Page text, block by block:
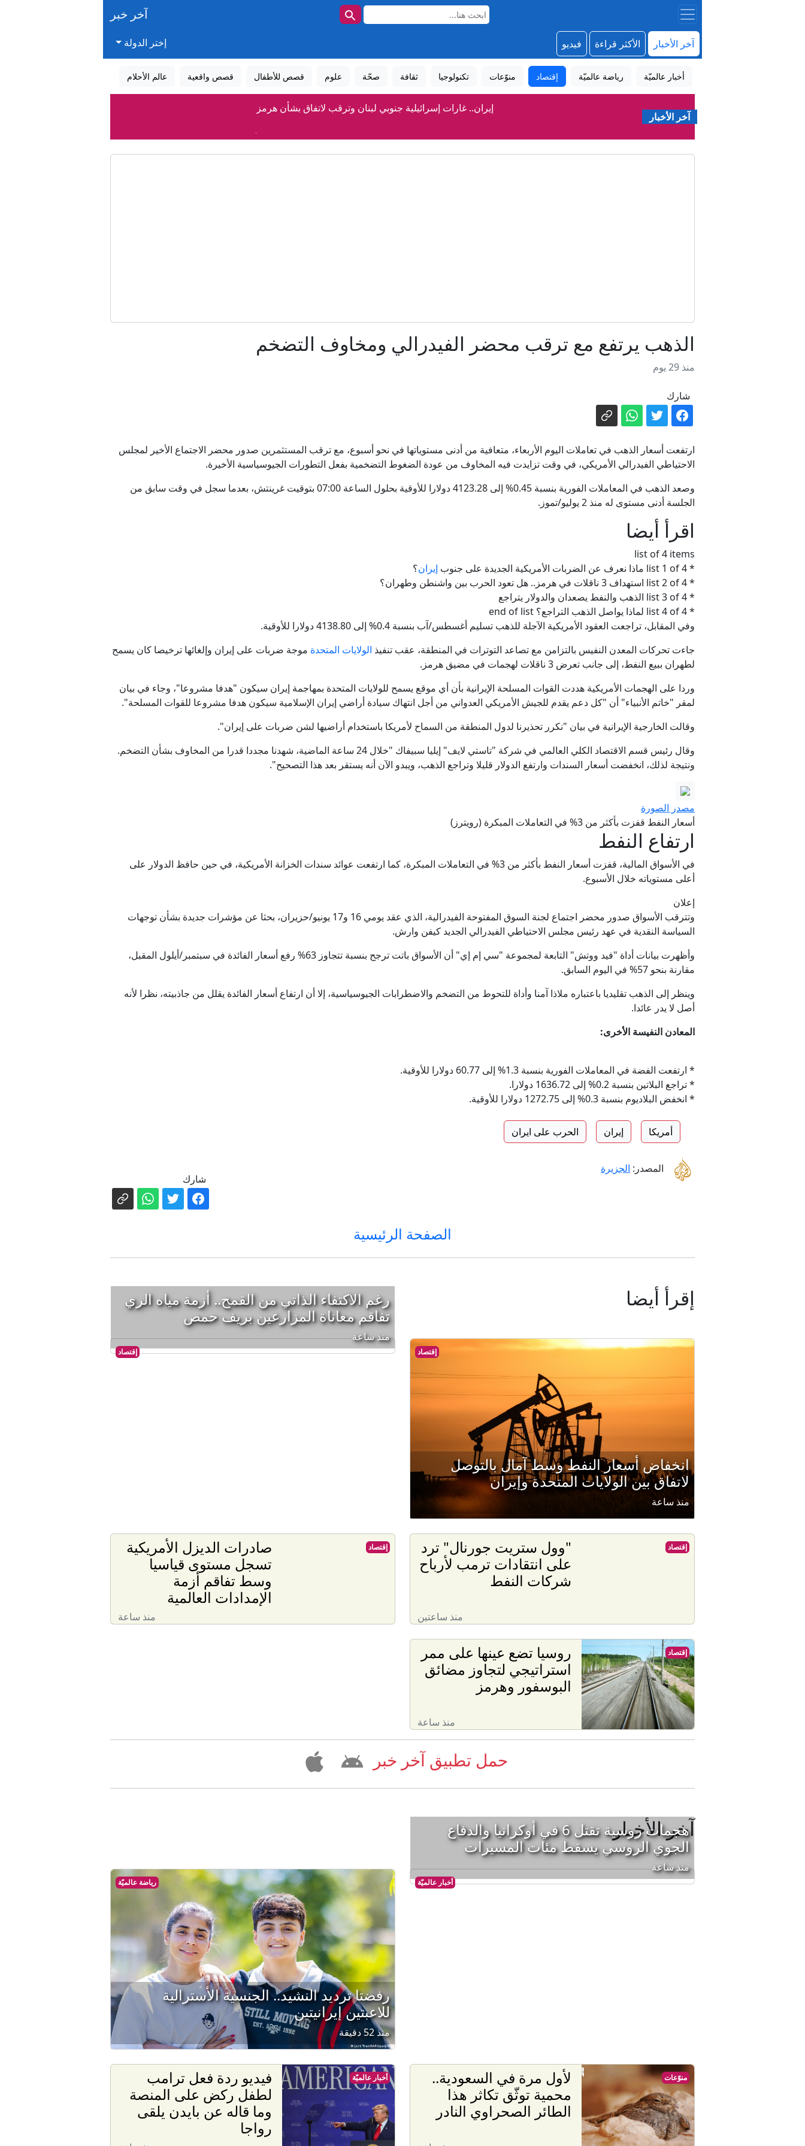
آخر خبر
آخر الأخبار الأكثر قراءة فيديو إختر الدولة
أخبار عالميّة رياضة عالميّة إقتصاد منوّعات تكنولوجيا ثقافة صحّة علوم قصص للأطفال قصص واقعية عالم الأحلام
آخر الأخبار
إيران.. غارات إسرائيلية جنوبي لبنان وترقب لاتفاق بشأن هرمز
انخفاض مخزون أنظمة الدفاع الأمريكية.. ما الذي يعنيه لدول الخليج؟
باكستان تأمل بعودة الحوار بين طهران وواشنطن، وتقرير يحذّر من تراجع مخزون صواريخ "أتاكمز" الأمريكية
شاهد.. اغتيال مؤثر مكسيكي برصاص مسلحين خلال بث مباشر
أرامكو تسجل أرباحاً قياسية: هل تستفيد السعودية من حرب إيران؟
فوضى باسم الأمن.. البصمة البيومترية تشل مطارات أوروبا
"نيويورك تايمز": الاستخبارات المركزية الأمريكية تنشئ فرقة سرية لـ"نخر" كوبا من الداخل
مقتل جنديين إسرائيليين وإصابة 4 في جنوب لبنان
البنك المركزي الأوكراني يكشف عن رقم تمويل خارجي ضخم تلقته كييف منذ 2022
فيديو ردة فعل ترامب لطفل ركض على المنصة وما قاله عن بايدن يلقى رواجا
الذهب يرتفع مع ترقب محضر الفيدرالي ومخاوف التضخم
منذ 29 يوم
شارك
ارتفعت أسعار الذهب في تعاملات اليوم الأربعاء، متعافية من أدنى مستوياتها في نحو أسبوع، مع ترقب المستثمرين صدور محضر الاجتماع الأخير لمجلس
الاحتياطي الفيدرالي الأمريكي، في وقت تزايدت فيه المخاوف من عودة الضغوط التضخمية بفعل التطورات الجيوسياسية الأخيرة.
وصعد الذهب في المعاملات الفورية بنسبة 0.45% إلى 4123.28 دولارا للأوقية بحلول الساعة 07:00 بتوقيت غرينتش، بعدما سجل في وقت سابق من
الجلسة أدنى مستوى له منذ 2 يوليو/تموز.
اقرأ أيضا
list of 4 items
* list 1 of 4 ماذا نعرف عن الضربات الأمريكية الجديدة على جنوب
إيران؟
* list 2 of 4 استهداف 3 ناقلات في هرمز.. هل تعود الحرب بين واشنطن وطهران؟
* list 3 of 4 الذهب والنفط يصعدان والدولار يتراجع
* list 4 of 4 لماذا يواصل الذهب التراجع؟ end of list
وفي المقابل، تراجعت العقود الأمريكية الآجلة للذهب تسليم أغسطس/آب بنسبة 0.4% إلى 4138.80 دولارا للأوقية.
جاءت تحركات المعدن النفيس بالتزامن مع تصاعد التوترات في المنطقة، عقب تنفيذ الولايات المتحدة موجة ضربات على إيران وإلغائها ترخيصا كان يسمح
لطهران ببيع النفط، إلى جانب تعرض 3 ناقلات لهجمات في مضيق هرمز.
وردا على الهجمات الأمريكية هددت القوات المسلحة الإيرانية بأن أي موقع يسمح للولايات المتحدة بمهاجمة إيران سيكون "هدفا مشروعا"، وجاء في بيان
لمقر "خاتم الأنبياء" أن "كل دعم يقدم للجيش الأمريكي العدواني من أجل انتهاك سيادة أراضي إيران الإسلامية سيكون هدفا مشروعا للقوات المسلحة".
وقالت الخارجية الإيرانية في بيان "نكرر تحذيرنا لدول المنطقة من السماح لأمريكا باستخدام أراضيها لشن ضربات على إيران".
وقال رئيس قسم الاقتصاد الكلي العالمي في شركة "تاستي لايف" إيليا سبيفاك "خلال 24 ساعة الماضية، شهدنا مجددا قدرا من المخاوف بشأن التضخم.
ونتيجة لذلك، انخفضت أسعار السندات وارتفع الدولار قليلا وتراجع الذهب، ويبدو الآن أنه يستقر بعد هذا التصحيح".
مصدر الصورة
أسعار النفط قفزت بأكثر من 3% في التعاملات المبكرة (رويترز)
ارتفاع النفط
في الأسواق المالية، قفزت أسعار النفط بأكثر من 3% في التعاملات المبكرة، كما ارتفعت عوائد سندات الخزانة الأمريكية، في حين حافظ الدولار على
أعلى مستوياته خلال الأسبوع.
إعلان
وتترقب الأسواق صدور محضر اجتماع لجنة السوق المفتوحة الفيدرالية، الذي عقد يومي 16 و17 يونيو/حزيران، بحثا عن مؤشرات جديدة بشأن توجهات
السياسة النقدية في عهد رئيس مجلس الاحتياطي الفيدرالي الجديد كيفن وارش.
وأظهرت بيانات أداة "فيد ووتش" التابعة لمجموعة "سي إم إي" أن الأسواق باتت ترجح بنسبة تتجاوز 63% رفع أسعار الفائدة في سبتمبر/أيلول المقبل،
مقارنة بنحو 57% في اليوم السابق.
وينظر إلى الذهب تقليديا باعتباره ملاذا آمنا وأداة للتحوط من التضخم والاضطرابات الجيوسياسية، إلا أن ارتفاع أسعار الفائدة يقلل من جاذبيته، نظرا لأنه
أصل لا يدر عائدا.
المعادن النفيسة الأخرى:
* ارتفعت الفضة في المعاملات الفورية بنسبة 1.3% إلى 60.77 دولارا للأوقية.
* تراجع البلاتين بنسبة 0.2% إلى 1636.72 دولارا.
* انخفض البلاديوم بنسبة 0.3% إلى 1272.75 دولارا للأوقية.
أمريكا إيران الحرب على ايران
المصدر: الجزيرة
شارك
الصفحة الرئيسية
إقرأ أيضا
إقتصاد
انخفاض أسعار النفط وسط آمال بالتوصل
لاتفاق بين الولايات المتحدة وإيران
منذ ساعة
إقتصاد
رغم الاكتفاء الذاتي من القمح.. أزمة مياه الري
تفاقم معاناة المزارعين بريف حمص
منذ ساعة
"وول ستريت جورنال" ترد
على انتقادات ترمب لأرباح
شركات النفط
منذ ساعتين
إقتصاد
صادرات الديزل الأمريكية
تسجل مستوى قياسيا
وسط تفاقم أزمة
الإمدادات العالمية
منذ ساعة
إقتصاد
روسيا تضع عينها على ممر
استراتيجي لتجاوز مضائق
البوسفور وهرمز
منذ ساعة
إقتصاد
حمل تطبيق آخر خبر
آخر الأخبار
أخبار عالميّة
هجمات روسية تقتل 6 في أوكرانيا والدفاع
الجوي الروسي يسقط مئات المسيرات
منذ ساعة
رياضة عالميّة
رفضتا ترديد النشيد.. الجنسية الأسترالية
للاعبتين إيرانيتين
منذ 52 دقيقة
لأول مرة في السعودية..
محمية توثّق تكاثر هذا
الطائر الصحراوي النادر
منوّعات
فيديو ردة فعل ترامب
لطفل ركض على المنصة
وما قاله عن بايدن يلقى
رواجا
أخبار عالميّة